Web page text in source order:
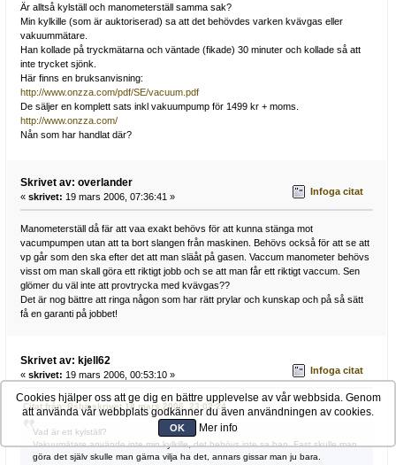
Är alltså kylställ och manometerställ samma sak?
Min kylkille (som är auktoriserad) sa att det behövdes varken kvävgas eller
vakuummätare.
Han kollade på tryckmätarna och väntade (fikade) 30 minuter och kollade så att
inte trycket sjönk.
Här finns en bruksanvisning:
http://www.onzza.com/pdf/SE/vacuum.pdf
De säljer en komplett sats inkl vakuumpump för 1499 kr + moms.
http://www.onzza.com/
Nån som har handlat där?
Skrivet av: overlander
« skrivet: 19 mars 2006, 07:36:41 » Infoga citat
Manometerställ då fär att vaa exakt behövs för att kunna stänga mot
vacumpumpen utan att ta bort slangen från maskinen. Behövs också för att se att
vp går som den ska efter det att man släåt på gasen. Vaccum manometer behövs
visst om man skall göra ett riktigt jobb och se att man får ett riktigt vaccum. Sen
glömer du väl inte att provtrycka med kvävgas??
Det är nog bättre att ringa någon som har rätt prylar och kunskap och på så sätt
få en garanti på jobbet!
Skrivet av: kjell62
« skrivet: 19 mars 2006, 00:53:10 » Infoga citat
Citat från: Bsba skrivet 18 mars 2006, 23:02:24
Vad är ett kylställ?
Vakuumätare använde inte min kylkille, det behövs inte sa han. Fast skulle man
göra det själv skulle man gärna vilja ha det, annars gissar man ju bara.
Cookies hjälper oss att ge dig en bättre upplevelse av vår webbsida. Genom
att använda vår webbplats godkänner du även användningen av cookies.
OK Mer info